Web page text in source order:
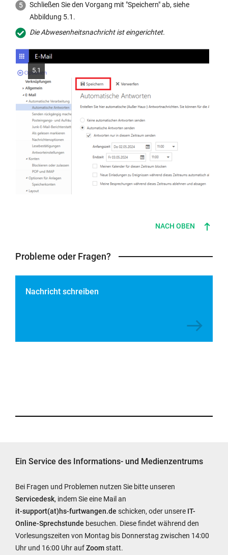
Schließen Sie den Vorgang mit "Speichern" ab, siehe
Abbildung 5.1.
Die Abwesenheitsnachricht ist eingerichtet.
5.1
NACH OBEN
Probleme oder Fragen?
Nachricht schreiben
Ein Service des Informations- und Medienzentrums
Bei Fragen und Problemen nutzen Sie bitte unseren
Servicedesk, indem Sie eine Mail an
it-support(at)hs-furtwangen.de schicken, oder unsere IT-
Online-Sprechstunde besuchen. Diese findet während den
Vorlesungszeiten von Montag bis Donnerstag zwischen 14:00
Uhr und 16:00 Uhr aufZoomstatt.